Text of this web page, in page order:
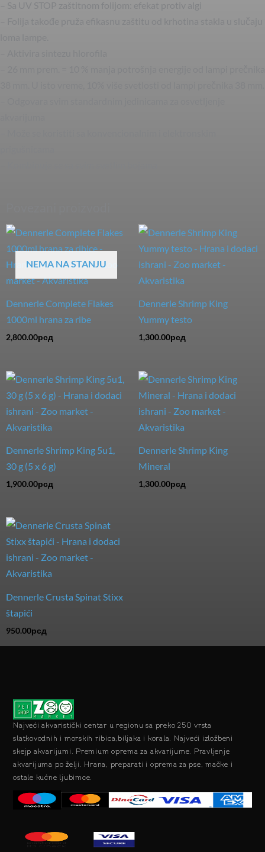
– Sa UV STOP zaštitnom folijom: efekat protiv algi
NEMA NA STANJU
Dennerle Complete Flakes
1000ml hrana za ribe
2,800.00рсд
Dennerle Shrimp King
Yummy testo
1,300.00рсд
Dennerle Shrimp King 5u1,
30 g (5 x 6 g)
1,900.00рсд
Dennerle Shrimp King
Mineral
1,300.00рсд
Dennerle Crusta Spinat Stixx
štapići
950.00рсд
Najveći akvaristički centar u regionu sa preko 250 vrsta
slatkovodnih i morskih ribica,biljaka i korala. Najveći izložbeni
skejp akvarijumi. Premium oprema za akvarijume. Pravljenje
akvarijuma po želji. Hrana, preparati i oprema za pse, mačke i
ostale kućne ljubimce.